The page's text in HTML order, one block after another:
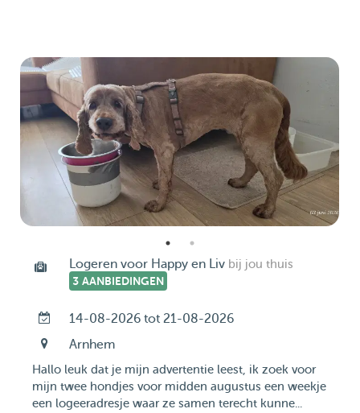
Logeren voor Happy en Liv bij jou thuis
3 AANBIEDINGEN
14-08-2026 tot 21-08-2026
Arnhem
Hallo leuk dat je mijn advertentie leest, ik zoek voor
mijn twee hondjes voor midden augustus een weekje
een logeeradresje waar ze samen terecht kunne...